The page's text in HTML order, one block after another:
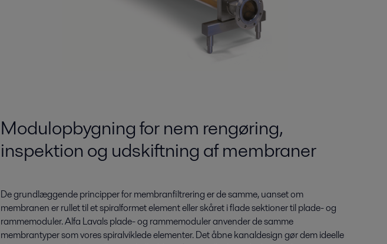
Modulopbygning for nem rengøring,
inspektion og udskiftning af membraner
De grundlæggende principper for membranfiltrering er de samme, uanset om
membranen er rullet til et spiralformet element eller skåret i flade sektioner til plade- og
rammemoduler. Alfa Lavals plade- og rammemoduler anvender de samme
membrantyper som vores spiralviklede elementer. Det åbne kanaldesign gør dem ideelle